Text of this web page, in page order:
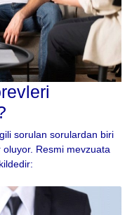
sorulan sorulardan biri
oluyor. Resmi mevzuata